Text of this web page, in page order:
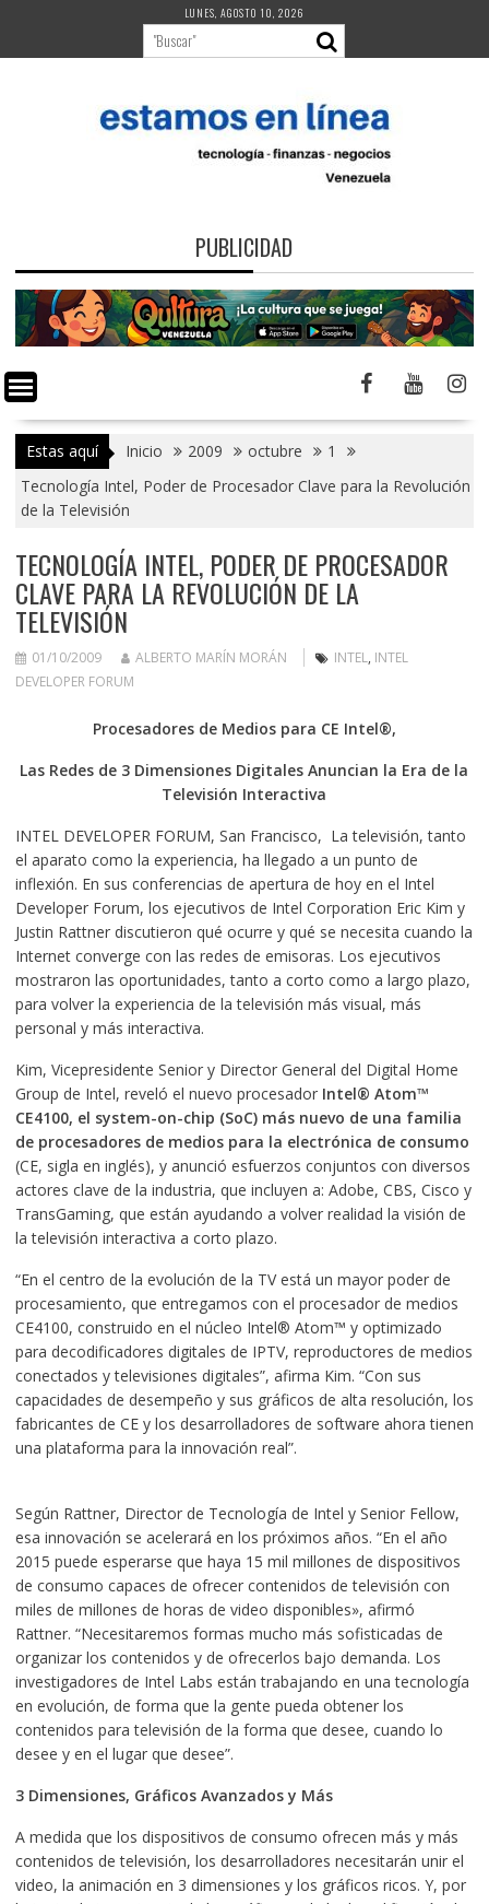
contenido
LUNES, AGOSTO 10, 2026
PUBLICIDAD
Estas aquí Inicio 2009 octubre
1
Tecnología Intel, Poder de Procesador Clave para la Revolución
de la Televisión
TECNOLOGÍA INTEL, PODER DE PROCESADOR
CLAVE PARA LA REVOLUCIÓN DE LA
TELEVISIÓN
01/10/2009 ALBERTO MARÍN MORÁN INTEL, INTEL
DEVELOPER FORUM
Procesadores de Medios para CE Intel®,
Las Redes de 3 Dimensiones Digitales Anuncian la Era de la
Televisión Interactiva
INTEL DEVELOPER FORUM, San Francisco, La televisión, tanto
el aparato como la experiencia, ha llegado a un punto de
inflexión. En sus conferencias de apertura de hoy en el Intel
Developer Forum, los ejecutivos de Intel Corporation Eric Kim y
Justin Rattner discutieron qué ocurre y qué se necesita cuando la
Internet converge con las redes de emisoras. Los ejecutivos
mostraron las oportunidades, tanto a corto como a largo plazo,
para volver la experiencia de la televisión más visual, más
personal y más interactiva.
Kim, Vicepresidente Senior y Director General del Digital Home
Group de Intel, reveló el nuevo procesadorIntel® Atom™
CE4100, el system-on-chip (SoC) más nuevo de una familia
de procesadores de medios para la electrónica de consumo
(CE, sigla en inglés), y anunció esfuerzos conjuntos con diversos
actores clave de la industria, que incluyen a: Adobe, CBS, Cisco y
TransGaming, que están ayudando a volver realidad la visión de
la televisión interactiva a corto plazo.
“En el centro de la evolución de la TV está un mayor poder de
procesamiento, que entregamos con el procesador de medios
CE4100, construido en el núcleo Intel® Atom™ y optimizado
para decodificadores digitales de IPTV, reproductores de medios
conectados y televisiones digitales”, afirma Kim. “Con sus
capacidades de desempeño y sus gráficos de alta resolución, los
fabricantes de CE y los desarrolladores de software ahora tienen
una plataforma para la innovación real”.
Según Rattner, Director de Tecnología de Intel y Senior Fellow,
esa innovación se acelerará en los próximos años. “En el año
2015 puede esperarse que haya 15 mil millones de dispositivos
de consumo capaces de ofrecer contenidos de televisión con
miles de millones de horas de video disponibles», afirmó
Rattner. “Necesitaremos formas mucho más sofisticadas de
organizar los contenidos y de ofrecerlos bajo demanda. Los
investigadores de Intel Labs están trabajando en una tecnología
en evolución, de forma que la gente pueda obtener los
contenidos para televisión de la forma que desee, cuando lo
desee y en el lugar que desee”.
3 Dimensiones, Gráficos Avanzados y Más
A medida que los dispositivos de consumo ofrecen más y más
contenidos de televisión, los desarrolladores necesitarán unir el
video, la animación en 3 dimensiones y los gráficos ricos. Y, por